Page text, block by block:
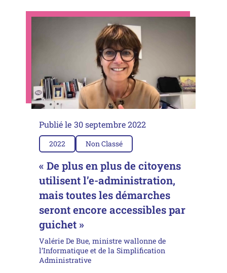
Publié le 30 septembre 2022
2022 Non Classé
« De plus en plus de citoyens
utilisent l’e-administration,
mais toutes les démarches
seront encore accessibles par
guichet »
Valérie De Bue, ministre wallonne de
l’Informatique et de la Simplification
Administrative